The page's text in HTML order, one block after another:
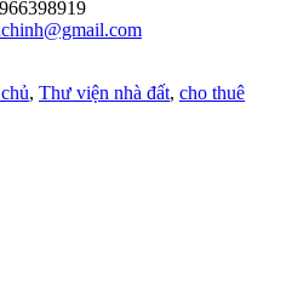
, Thư viện nhà đất, cho thuê